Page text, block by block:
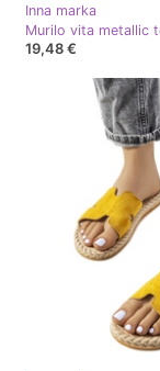
Inna marka
Murilo vita metallic
19,48 €